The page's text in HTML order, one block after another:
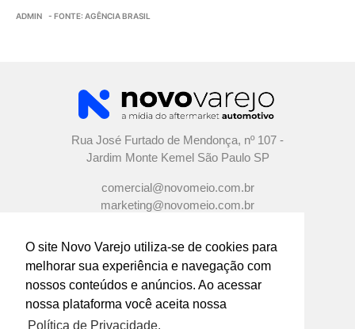
O site Novo Varejo utiliza-se de cookies para
melhorar sua experiência e navegação com
nossos conteúdos e anúncios. Ao acessar
nossa plataforma você aceita nossa
Política de Privacidade.
ADMIN - FONTE: AGÊNCIA BRASIL
Rua José Furtado de Mendonça, nº 107 -
Jardim Monte Kemel São Paulo SP
comercial@novomeio.com.br
marketing@novomeio.com.br
CONFIRA AS NOSSAS REDES
SOCIAIS